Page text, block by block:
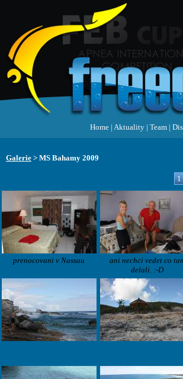
Home | Aktuality | Team |
Galerie > MS Bahamy 2009
1
prenocovani v Nassau
ani nechci vedet co
delali. :-D